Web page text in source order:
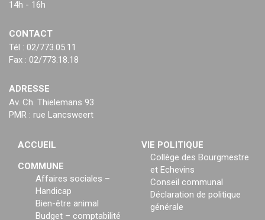
14h - 16h
CONTACT
Tél : 02/773.05.11
Fax : 02/773.18.18
ADRESSE
Av. Ch. Thielemans 93
PMR : rue Lancsweert
ACCUEIL
COMMUNE
Affaires sociales –
Handicap
Bien-être animal
Budget – comptabilité
VIE POLITIQUE
Collège des Bourgmestre
et Echevins
Conseil communal
Déclaration de politique
générale